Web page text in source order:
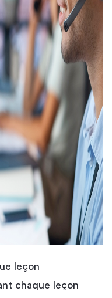
leçon
chaque leçon